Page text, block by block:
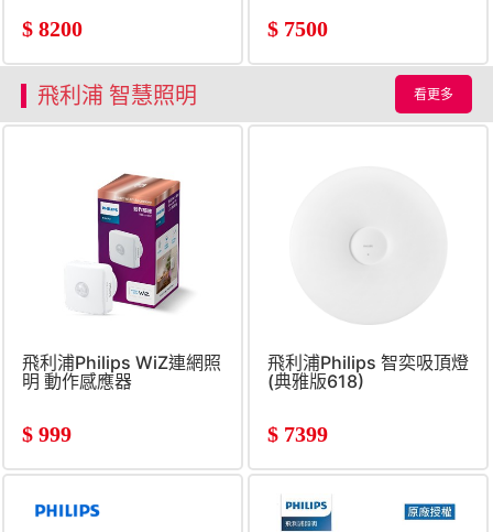
$ 8200 $ 7500
飛利浦 智慧照明 看更多
飛利浦Philips WiZ連網照
明 動作感應器
$ 999
飛利浦Philips 智奕吸頂燈
(典雅版618)
$ 7399